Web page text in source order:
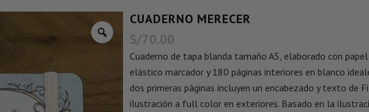
CUADERNO MERECER
S/70.00
Cuaderno de tapa blanda tamaño A5, elaborado con
elástico marcador y 180 páginas interiores en blanco
dos primeras páginas incluyen un encabezado y texto de
ilustración a full color en exteriores. Basado en la